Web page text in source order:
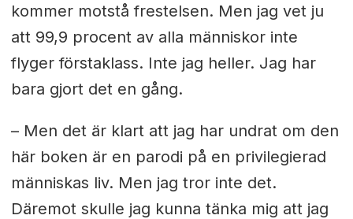
kommer motstå frestelsen. Men jag vet ju
att 99,9 procent av alla människor inte
flyger förstaklass. Inte jag heller. Jag har
bara gjort det en gång.
– Men det är klart att jag har undrat om den
här boken är en parodi på en privilegierad
människas liv. Men jag tror inte det.
Däremot skulle jag kunna tänka mig att jag